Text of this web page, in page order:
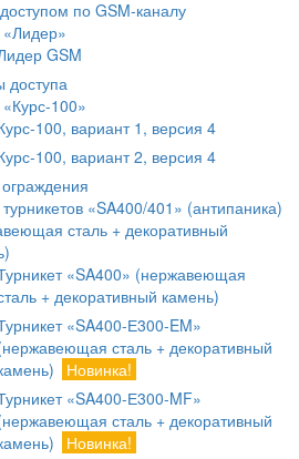
по GSM-каналу
GSM
доступа
100»
100, вариант 1, версия 4
100, вариант 2, версия 4
«SA400/401» (антипаника)
сталь + декоративный
«SA400» (нержавеющая
+ декоративный камень)
«SA400-Е300-EM»
сталь + декоративный
Новинка!
«SA400-Е300-MF»
сталь + декоративный
Новинка!